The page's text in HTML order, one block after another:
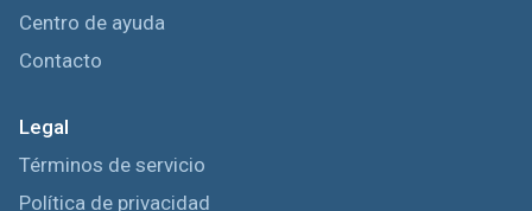
Centro de ayuda
Contacto
Legal
Términos de servicio
Política de privacidad